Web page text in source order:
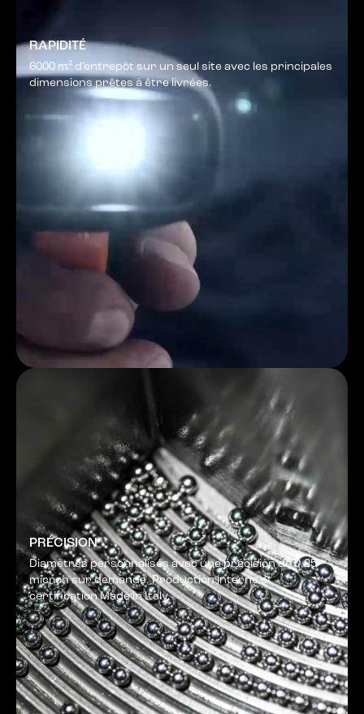
RAPIDITÉ
6000 m² d’entrepôt sur un seul site avec les principales
dimensions prêtes à être livrées.
PRÉCISION
Diamètres personnalisés avec une précision de 0,25
micron sur demande. Production interne et
certification Made in Italy.